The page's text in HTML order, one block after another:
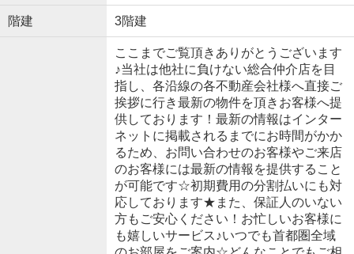
階建 3階建
ここまでご覧頂きありがとうございます
♪当社は他社に負けない総合仲介店を目
指し、各沿線の各不動産会社様へ直接ご
挨拶に行き最新の物件を頂きお客様へ提
供しております！最新の情報はインター
ネットに掲載されるまでにお時間がかか
るため、お問い合わせのお客様やご来店
のお客様には最新の情報を提供すること
が可能です☆初期費用の分割払いにも対
応しております★また、保証人のいない
方もご安心ください！お忙しいお客様に
も嬉しいサービス♪いつでも首都圏全域